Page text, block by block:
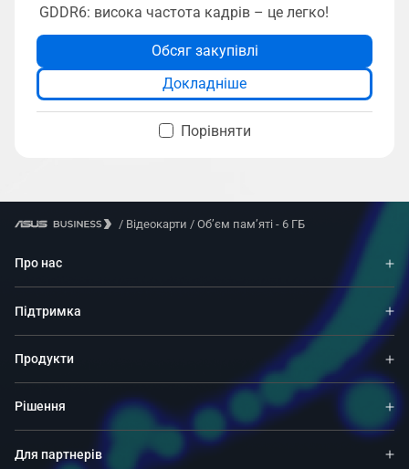
GDDR6: висока частота кадрів – це легко!
Обсяг закупівлі
Докладніше
Порівняти
/ Відеокарти / Об’єм пам’яті - 6 ГБ
Про нас
Підтримка
Продукти
Рішення
Для партнерів